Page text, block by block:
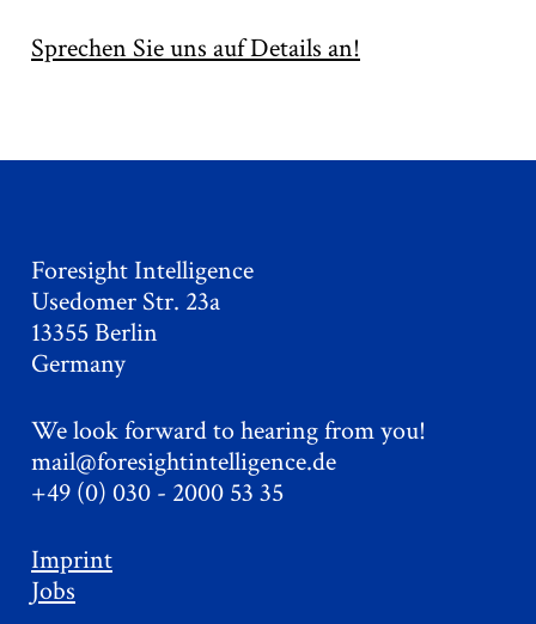
Sprechen Sie uns auf Details an!
Foresight Intelligence
Usedomer Str. 23a
13355 Berlin
Germany
We look forward to hearing from you!
mail@foresightintelligence.de
+49 (0) 030 - 2000 53 35
Imprint
Jobs